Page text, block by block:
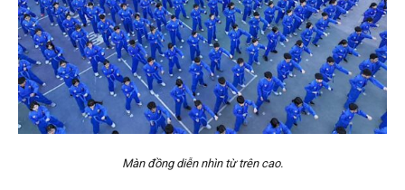
Màn đồng diễn nhìn từ trên cao.